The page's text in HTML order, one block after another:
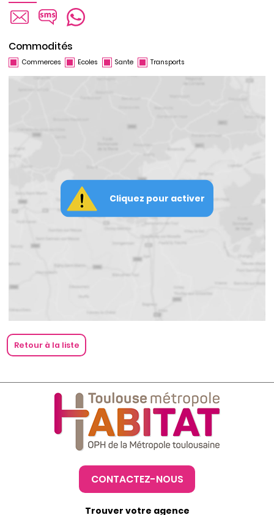
Commodités
Commerces Ecoles Sante Transports
Cliquez pour activer
Retour à la liste
CONTACTEZ-NOUS
Trouver votre agence